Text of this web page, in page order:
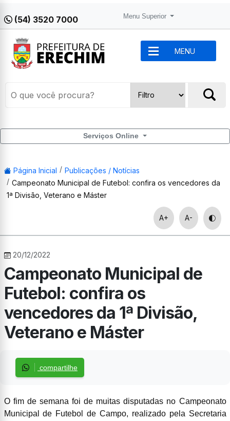
(54) 3520 7000 Menu Superior
MENU
Serviços Online
Página Inicial
Publicações / Notícias
Campeonato Municipal de Futebol: confira os vencedores da
1ª Divisão, Veterano e Máster
A+ A-
20/12/2022
Campeonato Municipal de
Futebol: confira os
vencedores da 1ª Divisão,
Veterano e Máster
compartilhe
O fim de semana foi de muitas disputadas no Campeonato
Municipal de Futebol de Campo, realizado pela Secretaria